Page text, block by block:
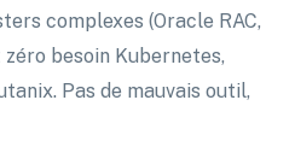
complexes (Oracle RAC,
besoin Kubernetes,
Pas de mauvais outil,